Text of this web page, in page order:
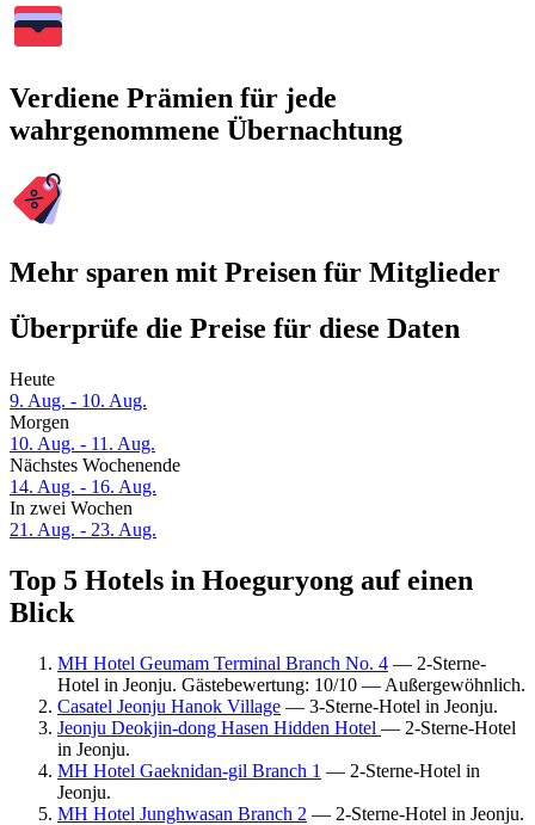
Verdiene Prämien für jede
wahrgenommene Übernachtung
Mehr sparen mit Preisen für Mitglieder
Überprüfe die Preise für diese Daten
Heute
9. Aug. - 10. Aug.
Morgen
10. Aug. - 11. Aug.
Nächstes Wochenende
14. Aug. - 16. Aug.
In zwei Wochen
21. Aug. - 23. Aug.
Top 5 Hotels in Hoeguryong auf einen
Blick
MH Hotel Geumam Terminal Branch No. 4 — 2-Sterne-
Hotel in Jeonju. Gästebewertung: 10/10 — Außergewöhnlich.
Casatel Jeonju Hanok Village — 3-Sterne-Hotel in Jeonju.
Jeonju Deokjin-dong Hasen Hidden Hotel — 2-Sterne-Hotel
in Jeonju.
MH Hotel Gaeknidan-gil Branch 1 — 2-Sterne-Hotel in
Jeonju.
MH Hotel Junghwasan Branch 2 — 2-Sterne-Hotel in Jeonju.